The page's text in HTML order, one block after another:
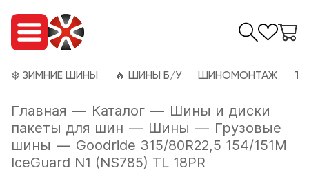
❄️ ЗИМНИЕ ШИНЫ 🔥 ШИНЫ Б/У ШИНОМОНТАЖ
Главная — Каталог — Шины и диски
пакеты для шин — Шины — Грузовые
шины — Goodride 315/80R22,5 154/151M
IceGuard N1 (NS785) TL 18PR